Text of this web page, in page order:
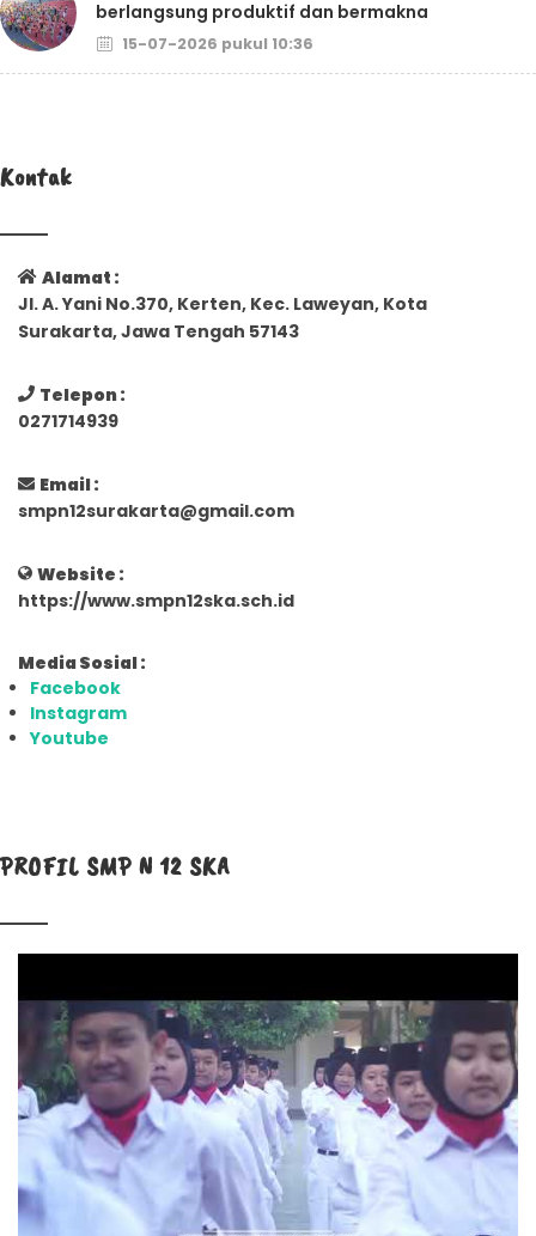
berlangsung produktif dan bermakna
15-07-2026 pukul 10:36
Kontak
Alamat :
Jl. A. Yani No.370, Kerten, Kec. Laweyan, Kota
Surakarta, Jawa Tengah 57143
Telepon :
0271714939
Email :
smpn12surakarta@gmail.com
Website :
https://www.smpn12ska.sch.id
Media Sosial :
Facebook
Instagram
Youtube
PROFIL SMP N 12 SKA